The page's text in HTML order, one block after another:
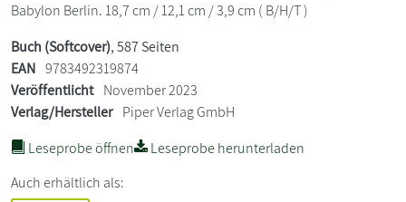
Babylon Berlin. 18,7 cm / 12,1 cm / 3,9 cm ( B/H/T )
Buch (Softcover), 587 Seiten
EAN 9783492319874
Veröffentlicht November 2023
Verlag/Hersteller Piper Verlag GmbH
Leseprobe öffnen
Leseprobe herunterladen
Auch erhältlich als: